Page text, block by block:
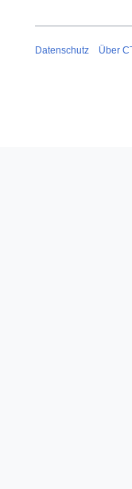
Datenschutz Über